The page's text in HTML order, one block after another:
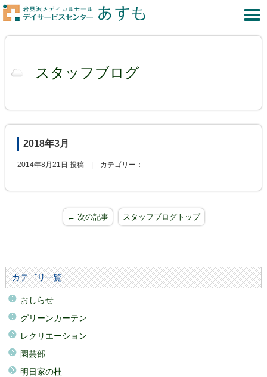
スタッフブログ
2018年3月
2014年8月21日 投稿 | カテゴリー：
← 次の記事 スタッフブログトップ
カテゴリ一覧
おしらせ
グリーンカーテン
レクリエーション
園芸部
明日家の杜